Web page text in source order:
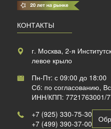
КОНТАКТЫ
г. Москва, 2-я
левое крыло
Пн-Пт: с 09:00 до 18:00
Сб: по согласованию,
ИНН/КПП: 7721763001/
+7 (925) 330-75-30
+7 (499) 390-37-00